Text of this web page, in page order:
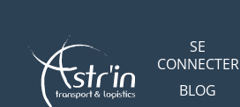
SE
CONNECTER
BLOG